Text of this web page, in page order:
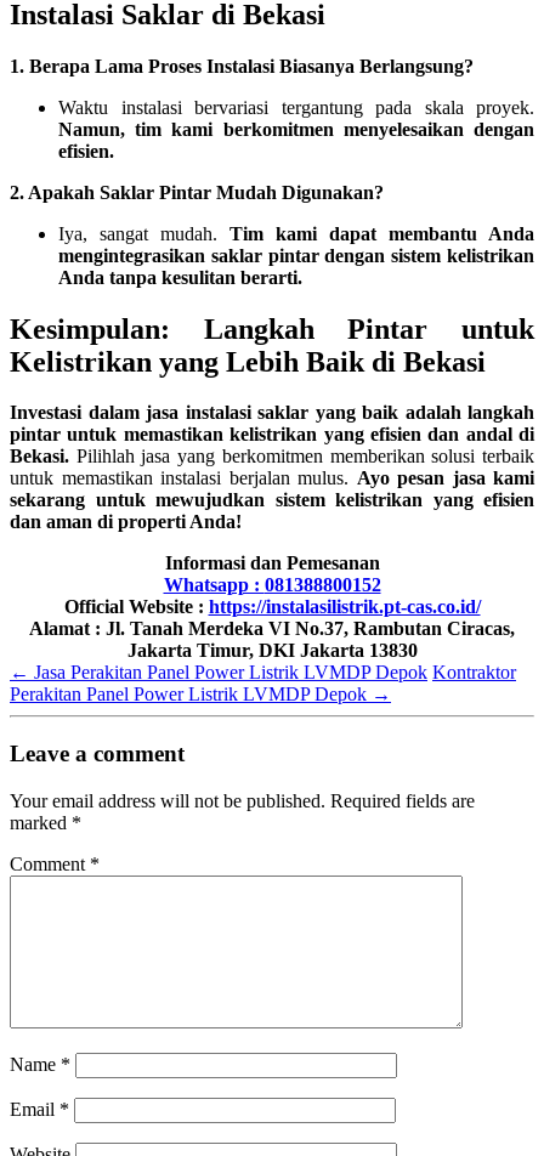
Instalasi Saklar di Bekasi
1. Berapa Lama Proses Instalasi Biasanya Berlangsung?
Waktu instalasi bervariasi tergantung pada skala proyek.
Namun, tim kami berkomitmen menyelesaikan dengan
efisien.
2. Apakah Saklar Pintar Mudah Digunakan?
Iya, sangat mudah. Tim kami dapat membantu Anda
mengintegrasikan saklar pintar dengan sistem kelistrikan
Anda tanpa kesulitan berarti.
Kesimpulan: Langkah Pintar untuk
Kelistrikan yang Lebih Baik di Bekasi
Investasi dalam jasa instalasi saklar yang baik adalah langkah
pintar untuk memastikan kelistrikan yang efisien dan andal di
Bekasi. Pilihlah jasa yang berkomitmen memberikan solusi terbaik
untuk memastikan instalasi berjalan mulus. Ayo pesan jasa kami
sekarang untuk mewujudkan sistem kelistrikan yang efisien
dan aman di properti Anda!
Informasi dan Pemesanan
Whatsapp : 081388800152
Official Website : https://instalasilistrik.pt-cas.co.id/
Alamat : Jl. Tanah Merdeka VI No.37, Rambutan Ciracas,
Jakarta Timur, DKI Jakarta 13830
← Jasa Perakitan Panel Power Listrik LVMDP Depok Kontraktor
Perakitan Panel Power Listrik LVMDP Depok →
Leave a comment
Your email address will not be published. Required fields are
marked *
Comment *
Name *
Email *